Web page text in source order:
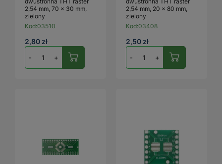
2,54 mm, 70 × 30 mm,
zielony
Kod:03510
2,80 zł
- +
2,54 mm, 20 × 80 mm,
zielony
Kod:03408
2,50 zł
- +